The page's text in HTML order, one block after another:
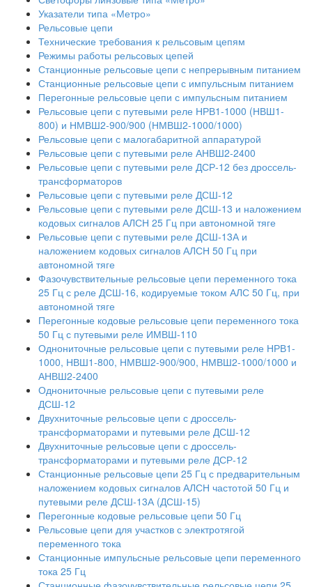
Указатели типа «Метро»
Рельсовые цепи
Технические требования к рельсовым цепям
Режимы работы рельсовых цепей
Станционные рельсовые цепи с непрерывным питанием
Станционные рельсовые цепи с импульсным питанием
Перегонные рельсовые цепи с импульсным питанием
Рельсовые цепи с путевыми реле НРВ1-1000 (НВШ1-
800) и НМВШ2-900/900 (НМВШ2-1000/1000)
Рельсовые цепи с малогабаритной аппаратурой
Рельсовые цепи с путевыми реле АНВШ2-2400
Рельсовые цепи с путевыми реле ДСР-12 без дроссель-
трансформаторов
Рельсовые цепи с путевыми реле ДСШ-12
Рельсовые цепи с путевыми реле ДСШ-13 и наложением
кодовых сигналов АЛСН 25 Гц при автономной тяге
Рельсовые цепи с путевыми реле ДСШ-13А и
наложением кодовых сигналов АЛСН 50 Гц при
автономной тяге
Фазочувствительные рельсовые цепи переменного тока
25 Гц с реле ДСШ-16, кодируемые током АЛС 50 Гц, при
автономной тяге
Перегонные кодовые рельсовые цепи переменного тока
50 Гц с путевыми реле ИМВШ-110
Однониточные рельсовые цепи с путевыми реле НРВ1-
1000, НВШ1-800, НМВШ2-900/900, НМВШ2-1000/1000 и
АНВШ2-2400
Однониточные рельсовые цепи с путевыми реле
ДСШ-12
Двухниточные рельсовые цепи с дроссель-
трансформаторами и путевыми реле ДСШ-12
Двухниточные рельсовые цепи с дроссель-
трансформаторами и путевыми реле ДСР-12
Станционные рельсовые цепи 25 Гц с предварительным
наложением кодовых сигналов АЛСН частотой 50 Гц и
путевыми реле ДСШ-13А (ДСШ-15)
Перегонные кодовые рельсовые цепи 50 Гц
Рельсовые цепи для участков с электротягой
переменного тока
Станционные импульсные рельсовые цепи переменного
тока 25 Гц